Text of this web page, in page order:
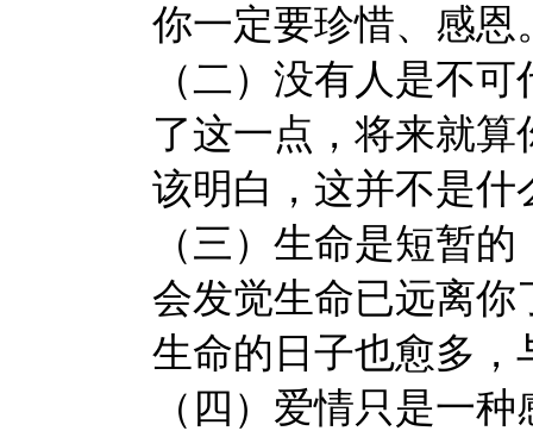
你一定要珍惜、感恩
（二）没有人是不
了这一点，将来就
该明白，这并不是什
（三）生命是短暂
会发觉生命已远离
生命的日子也愈多
（四）爱情只是一